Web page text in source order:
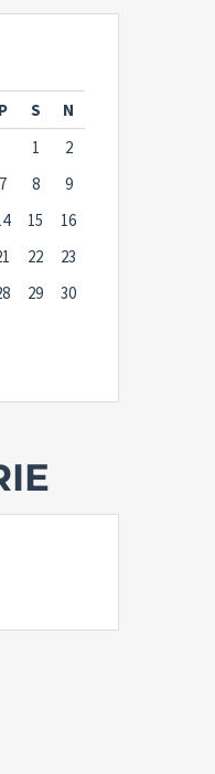
P S
N
1
2
7 8
9
15
16
22
23
29
30